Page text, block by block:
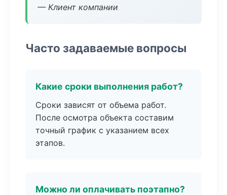
— Клиент компании
Часто задаваемые вопросы
Какие сроки выполнения работ?
Сроки зависят от объема работ.
После осмотра объекта составим
точный график с указанием всех
этапов.
Можно ли оплачивать поэтапно?